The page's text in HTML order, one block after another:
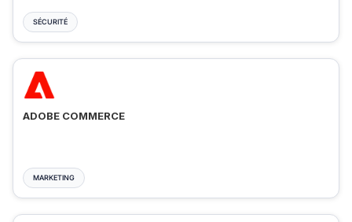
SÉCURITÉ
ADOBE COMMERCE
MARKETING